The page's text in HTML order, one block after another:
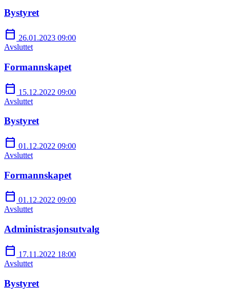
Bystyret
calendar_today 26.01.2023 09:00
Avsluttet
Formannskapet
calendar_today 15.12.2022 09:00
Avsluttet
Bystyret
calendar_today 01.12.2022 09:00
Avsluttet
Formannskapet
calendar_today 01.12.2022 09:00
Avsluttet
Administrasjonsutvalg
calendar_today 17.11.2022 18:00
Avsluttet
Bystyret